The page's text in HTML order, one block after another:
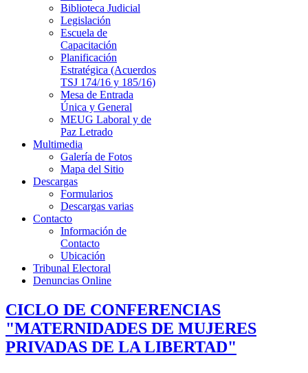
Biblioteca Judicial
Legislación
Escuela de
Capacitación
Planificación
Estratégica (Acuerdos
TSJ 174/16 y 185/16)
Mesa de Entrada
Única y General
MEUG Laboral y de
Paz Letrado
Multimedia
Galería de Fotos
Mapa del Sitio
Descargas
Formularios
Descargas varias
Contacto
Información de
Contacto
Ubicación
Tribunal Electoral
Denuncias Online
CICLO DE CONFERENCIAS
"MATERNIDADES DE MUJERES
PRIVADAS DE LA LIBERTAD"